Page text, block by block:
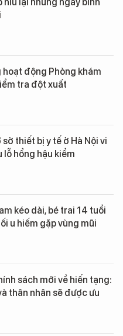
hoạt động Phòng khám
tra đột xuất
sở thiết bị y tế ở Hà Nội vi
lỗ hổng hậu kiểm
kéo dài, bé trai 14 tuổi
u hiếm gặp vùng mũi
sách mới về hiến tạng:
thân nhân sẽ được ưu